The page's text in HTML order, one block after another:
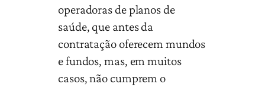
operadoras de planos de
saúde, que antes da
contratação oferecem mundos
e fundos, mas, em muitos
casos, não cumprem o